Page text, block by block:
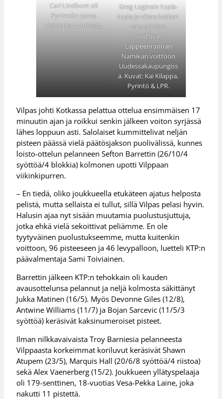
Carl Lindbom oli
Pyrinnön paras
pistemies Lahdessa.
Greg Loginsin tupla-
tupla ja viime hetken
vapaaheitot
siivittivät
Lappeenrannan
Namikan voittoon
Uudessakaupungiss
a. Kuvat: Kai Kilappa,
Pyrintö & LPR.
Vilpas johti Kotkassa pelattua ottelua ensimmäisen 17
minuutin ajan ja roikkui senkin jälkeen voiton syrjässä
lähes loppuun asti. Salolaiset kummittelivat neljän
pisteen päässä vielä päätösjakson puolivälissä, kunnes
loisto-ottelun pelanneen Sefton Barrettin (26/10/4
syöttöä/4 blokkia) kolmonen upotti Vilppaan
viikinkipurren.
– En tiedä, oliko joukkueella etukäteen ajatus helposta
pelistä, mutta sellaista ei tullut, sillä Vilpas pelasi hyvin.
Halusin ajaa nyt sisään muutamia puolustusjuttuja,
jotka ehkä vielä sekoittivat peliämme. En ole
tyytyväinen puolustukseemme, mutta kuitenkin
voittoon, 96 pisteeseen ja 46 levypalloon, luetteli KTP:n
päävalmentaja Sami Toiviainen.
Barrettin jälkeen KTP:n tehokkain oli kauden
avausottelunsa pelannut ja neljä kolmosta säkittänyt
Jukka Matinen (16/5). Myös Devonne Giles (12/8),
Antwine Williams (11/7) ja Bojan Sarcevic (11/5/3
syöttöä) keräsivät kaksinumeroiset pisteet.
Ilman nilkkavaivaista Troy Barniesia pelanneesta
Vilppaasta korkeimmat koriluvut keräsivät Shawn
Atupem (23/5), Marquis Hall (20/6/8 syöttöä/4 riistoa)
sekä Alex Vaenerberg (15/2). Joukkueen yllätyspelaaja
oli 179-senttinen, 18-vuotias Vesa-Pekka Laine, joka
nakutti 11 pistettä.